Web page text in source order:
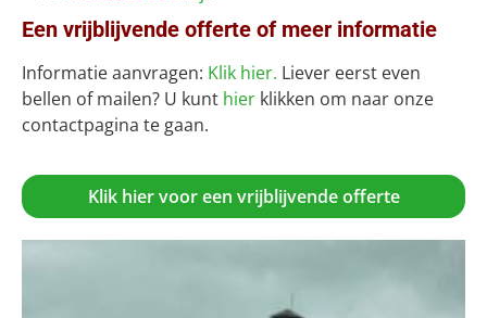
Een vrijblijvende offerte of meer informatie
Informatie aanvragen: Klik hier. Liever eerst even
bellen of mailen? U kunt hier klikken om naar onze
contactpagina te gaan.
Klik hier voor een vrijblijvende offerte